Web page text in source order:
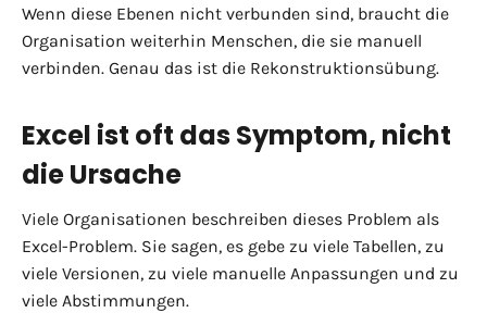
Wenn diese Ebenen nicht verbunden sind, braucht die
Organisation weiterhin Menschen, die sie manuell
verbinden. Genau das ist die Rekonstruktionsübung.
Excel ist oft das Symptom, nicht
die Ursache
Viele Organisationen beschreiben dieses Problem als
Excel-Problem. Sie sagen, es gebe zu viele Tabellen, zu
viele Versionen, zu viele manuelle Anpassungen und zu
viele Abstimmungen.